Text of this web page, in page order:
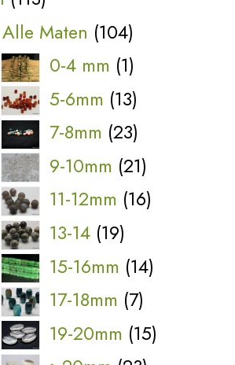
producten
Alle Maten 104104
producten
0-4 mm 11
product
5-6mm 1313
producten
7-8mm 2323
producten
9-10mm 2121
producten
11-12mm 1616
13-14 1919
producten
15-16mm 1414
17-18mm 77
producten
19-20mm 1515